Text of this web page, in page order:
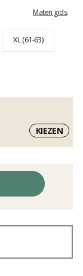
Maten gids
XL (61-63)
KIEZEN